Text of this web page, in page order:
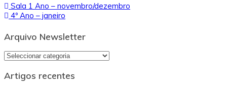
Navegação
de
artigos
Sala 1 Ano – novembro/dezembro
4º Ano – janeiro
Arquivo Newsletter
Arquivo
Artigos recentes